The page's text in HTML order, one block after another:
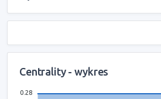
Centrality - wykres
0.28